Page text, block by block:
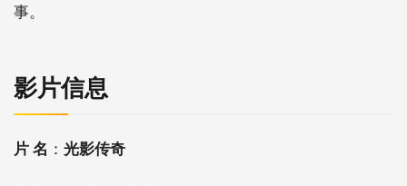
事。
影片信息
片 名 ： 光影传奇